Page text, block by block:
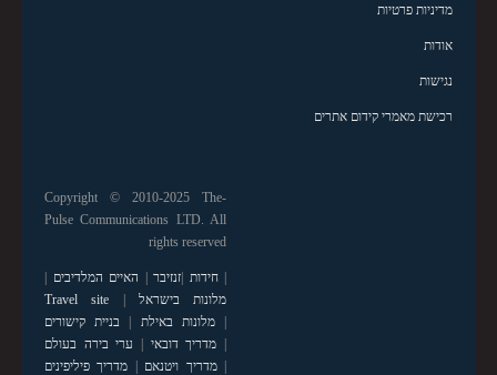
מדיניות פרטיות
אודות
נגישות
רכישת מאמרי קידום אתרים
Copyright © 2010-2025 The-
Pulse Communications LTD. All
rights reserved
|חידות |זנזיבר | האיים המלדיבים |
מלונות בישראל |
Travel site
|מלונות באילת | בניית קישורים
| מדריך דובאי | ערי בירה בעולם
|מדריך ויטנאם | מדריך פיליפינים